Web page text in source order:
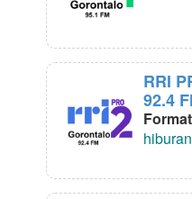
RRI
92.4
hiburan